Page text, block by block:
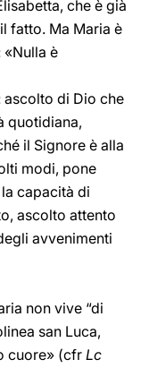
che è già
fatto. Ma Maria è
è
ascolto di Dio che
quotidiana,
il Signore è alla
modi, pone
capacità di
ascolto attento
avvenimenti
non vive “di
san Luca,
cuore» (cfrLc